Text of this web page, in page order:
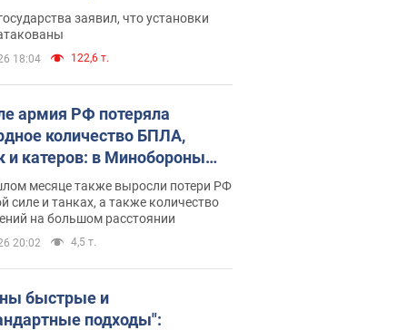
заседание СНБО
заявил, что установки
18:04 122,6 т.
армия РФ потеряла
количество БПЛА,
и катеров: в Минобороны
статистику
месяце также выросли потери РФ
силе и танках, а также количество
на большом расстоянии
20:02 4,5 т.
быстрые и
подходы":